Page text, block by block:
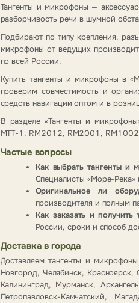
Тангенты и микрофоны —
разборчивость речи в шумной
Подбирают по типу крепления,
микрофоны от ведущих
по всей России.
Купить тангенты и микрофоны в
проверим совместимость и
средств навигации оптом и в
В разделе «Тангенты и
МТТ-1, RM2012, RM2001, RM1002
Частые вопросы
Как выбрать тангенты и
Специалисты «Море-Река»
Оригинальное ли
производителя и полным
Как заказать и
России, сроки и способ
Доставка в города
Доставляем тангенты и
Новгород, Челябинск,
Калининград, Мурманск,
Петропавловск-Камчатский,